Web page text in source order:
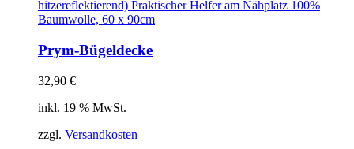
Prym-Bügeldecke
32,90 €
inkl. 19 % MwSt.
zzgl. Versandkosten